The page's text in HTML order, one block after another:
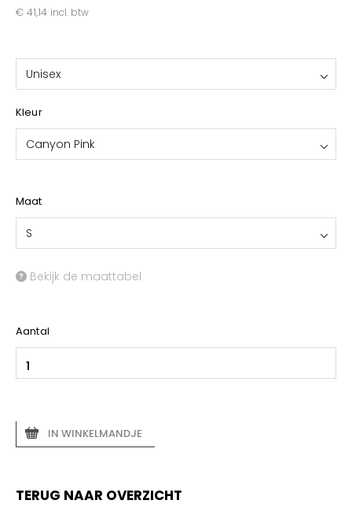
€ 41,14 incl. btw
Unisex
Kleur
Canyon Pink
Maat
S
Bekijk de maattabel
Aantal
IN WINKELMANDJE
TERUG NAAR OVERZICHT